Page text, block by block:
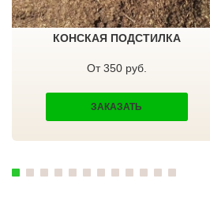
ТЕМПЫ
ТИШКОВО
ТОМИЛИНО
ТУПИКОВО
УЗУНОВО
ФИРСАНОВКА
ФОМИНСКОЕ
КОНСКАЯ ПОДСТИЛКА
От 350 руб.
ЗАКАЗАТЬ